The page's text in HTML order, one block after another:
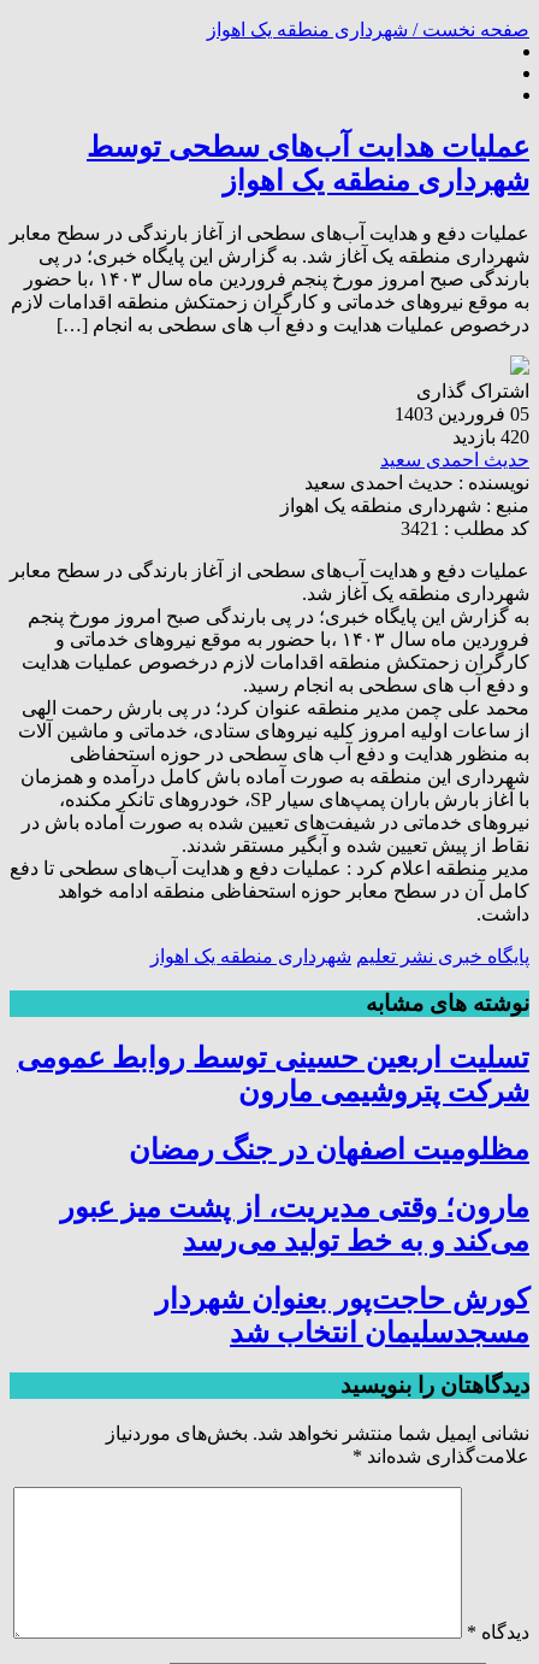
صفحه نخست / شهرداری منطقه یک اهواز
عملیات هدایت آب‌های سطحی توسط
شهرداری منطقه یک اهواز
عملیات دفع و هدایت آب‌های سطحی از آغاز بارندگی در سطح معابر
شهرداری منطقه یک آغاز شد. به گزارش این پایگاه خبری؛ در پی
بارندگی صبح امروز مورخ پنجم فروردین ماه سال ۱۴۰۳ ،با حضور
به موقع نیروهای خدماتی و کارگران زحمتکش منطقه اقدامات لازم
درخصوص عملیات هدایت و دفع آب های سطحی به انجام […]
اشتراک گذاری
05 فروردین 1403
420 بازدید
حدیث احمدی سعید
نویسنده : حدیث احمدی سعید
منبع : شهرداری منطقه یک اهواز
کد مطلب : 3421
عملیات دفع و هدایت آب‌های سطحی از آغاز بارندگی در سطح معابر
شهرداری منطقه یک آغاز شد.
به گزارش این پایگاه خبری؛ در پی بارندگی صبح امروز مورخ پنجم
فروردین ماه سال ۱۴۰۳ ،با حضور به موقع نیروهای خدماتی و
کارگران زحمتکش منطقه اقدامات لازم درخصوص عملیات هدایت
و دفع آب های سطحی به انجام رسید.
محمد علی چمن مدیر منطقه عنوان کرد؛ در پی بارش رحمت الهی
از ساعات اولیه امروز کلیه نیروهای ستادی، خدماتی و ماشین آلات
به منظور هدایت و دفع آب های سطحی در حوزه استحفاظی
شهرداری این منطقه به صورت آماده باش کامل درآمده و همزمان
با آغاز بارش باران پمپ‌های سیار SP، خودروهای تانکر مکنده،
نیروهای خدماتی در شیفت‌های تعیین شده به صورت آماده باش در
نقاط از پیش تعیین شده و آبگیر مستقر شدند.
مدیر منطقه اعلام کرد : عملیات دفع و هدایت آب‌های سطحی تا دفع
کامل آن در سطح معابر حوزه استحفاظی منطقه ادامه خواهد
داشت.
پایگاه خبری نشر تعلیم شهرداری منطقه یک اهواز
نوشته های مشابه
تسلیت اربعین حسینی توسط روابط عمومی
شرکت پتروشیمی مارون
مظلومیت اصفهان در جنگ رمضان
مارون؛ وقتی مدیریت، از پشت میز عبور
می‌کند و به خط تولید می‌رسد
کورش حاجت‌پور بعنوان شهردار
مسجدسلیمان انتخاب شد
دیدگاهتان را بنویسید
نشانی ایمیل شما منتشر نخواهد شد. بخش‌های موردنیاز
علامت‌گذاری شده‌اند *
دیدگاه *